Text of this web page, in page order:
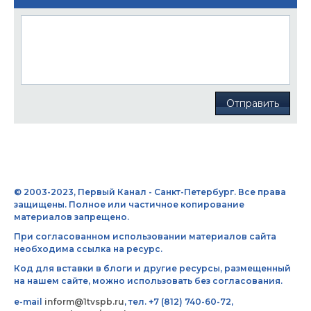
Отправить
© 2003-2023, Первый Канал - Санкт-Петербург. Все права
защищены. Полное или частичное копирование
материалов запрещено.
При согласованном использовании материалов сайта
необходима ссылка на ресурс.
Код для вставки в блоги и другие ресурсы, размещенный
на нашем сайте, можно использовать без согласования.
e-mail inform@1tvspb.ru, тел. +7 (812) 740-60-72,